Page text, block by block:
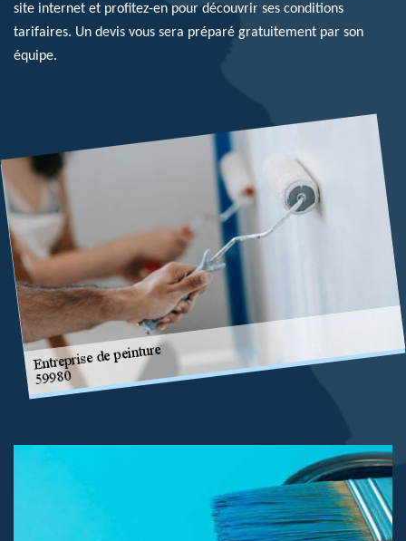
site internet et profitez-en pour découvrir ses conditions
tarifaires. Un devis vous sera préparé gratuitement par son
équipe.